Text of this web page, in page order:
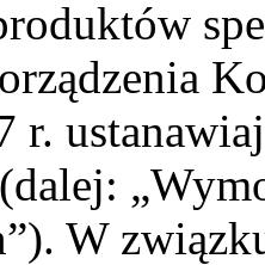
r.
W